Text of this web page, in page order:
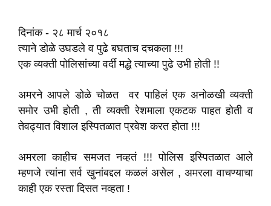
दिनांक - २८ मार्च २०१८
त्याने डोळे उघडले व पुढे बघताच दचकला !!!
एक व्यक्ती पोलिसांच्या वर्दी मद्धे त्याच्या पुढे उभी होती !!
अमरने आपले डोळे चोळत वर पाहिलं एक अनोळखी व्यक्ती
समोर उभी होती , ती व्यक्ती रेशमाला एकटक पाहत होती व
तेवढ्यात विशाल इस्पितळात प्रवेश करत होता !!!
अमरला काहीच समजत नव्हतं !!! पोलिस इस्पितळात आले
म्हणजे त्यांना सर्व खुनांबद्दल कळलं असेल , अमरला वाचण्याचा
काही एक रस्ता दिसत नव्हता !